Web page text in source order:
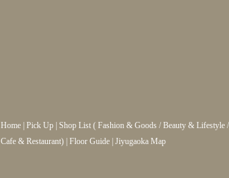
Home Pick Up Shop List ( Fashion & Goods / Beauty & Lifestyle /
Cafe & Restaurant) | Floor Guide Jiyugaoka Map